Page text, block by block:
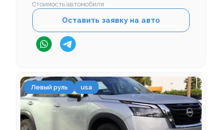
Стоимость автомобиля
Оставить заявку на авто
Левый руль usa